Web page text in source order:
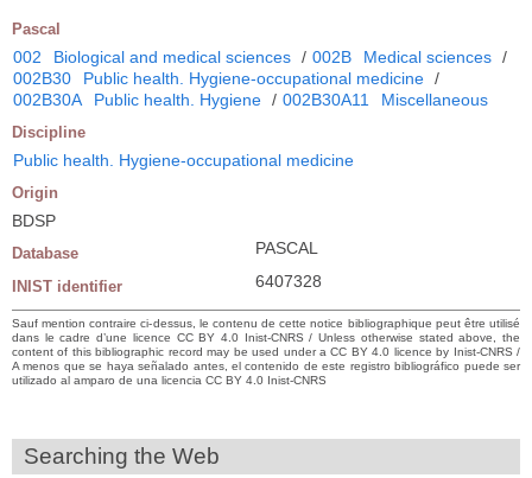
Pascal
002 Biological and medical sciences / 002B Medical sciences /
002B30
Public health. Hygiene-occupational medicine /
002B30A
Public health. Hygiene / 002B30A11 Miscellaneous
Discipline
Public health. Hygiene-occupational medicine
Origin
BDSP
Database PASCAL
INIST identifier 6407328
Sauf mention contraire ci-dessus, le contenu de cette notice bibliographique peut être utilisé
dans le cadre d’une licence CC BY 4.0 Inist-CNRS / Unless otherwise stated above, the
content of this bibliographic record may be used under a CC BY 4.0 licence by Inist-CNRS /
A menos que se haya señalado antes, el contenido de este registro bibliográfico puede ser
utilizado al amparo de una licencia CC BY 4.0 Inist-CNRS
Searching the Web